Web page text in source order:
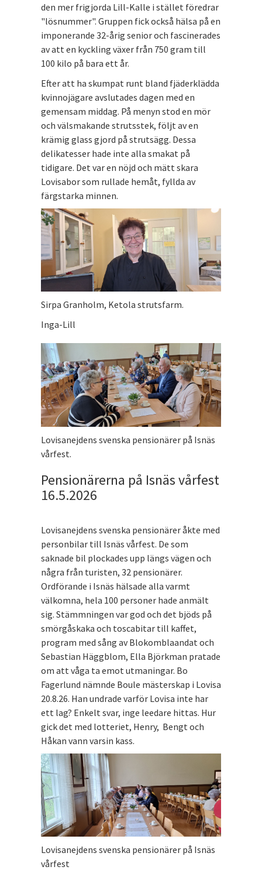
den mer frigjorda Lill-Kalle i stället föredrar
"lösnummer". Gruppen fick också hälsa på en
imponerande 32-årig senior och fascinerades
av att en kyckling växer från 750 gram till
100 kilo på bara ett år.
Efter att ha skumpat runt bland fjäderklädda
kvinnojägare avslutades dagen med en
gemensam middag. På menyn stod en mör
och välsmakande strutsstek, följt av en
krämig glass gjord på strutsägg. Dessa
delikatesser hade inte alla smakat på
tidigare. Det var en nöjd och mätt skara
Lovisabor som rullade hemåt, fyllda av
färgstarka minnen.
Sirpa Granholm, Ketola strutsfarm.
Inga-Lill
Lovisanejdens svenska pensionärer på Isnäs
vårfest.
Pensionärerna på Isnäs vårfest
16.5.2026
Lovisanejdens svenska pensionärer åkte med
personbilar till Isnäs vårfest. De som
saknade bil plockades upp längs vägen och
några från turisten, 32 pensionärer.
Ordförande i Isnäs hälsade alla varmt
välkomna, hela 100 personer hade anmält
sig. Stämmningen var god och det bjöds på
smörgåskaka och toscabitar till kaffet,
program med sång av Blokomblaandat och
Sebastian Häggblom, Ella Björkman pratade
om att våga ta emot utmaningar. Bo
Fagerlund nämnde Boule mästerskap i Lovisa
20.8.26. Han undrade varför Lovisa inte har
ett lag? Enkelt svar, inge leedare hittas. Hur
gick det med lotteriet, Henry, Bengt och
Håkan vann varsin kass.
Lovisanejdens svenska pensionärer på Isnäs
vårfest